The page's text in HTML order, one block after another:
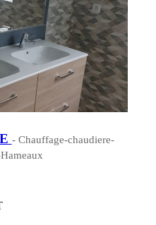
- Chauffage-chaudiere-